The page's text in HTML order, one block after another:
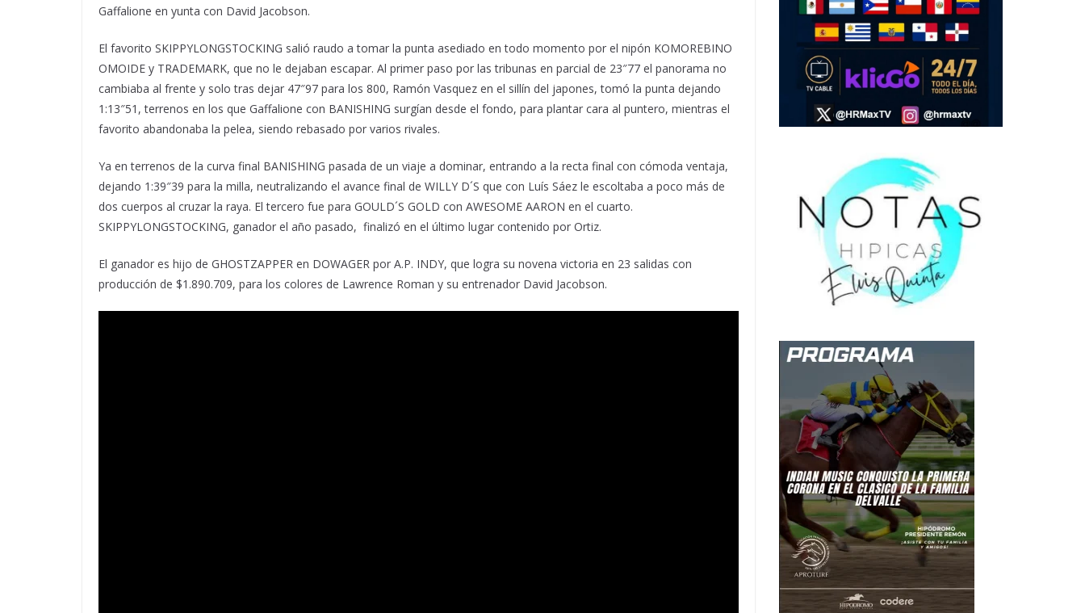
Gaffalione en yunta con David Jacobson.
El favorito SKIPPYLONGSTOCKING salió raudo a tomar la punta asediado en todo momento por el nipón KOMOREBINO
OMOIDE y TRADEMARK, que no le dejaban escapar. Al primer paso por las tribunas en parcial de 23″77 el panorama no
cambiaba al frente y solo tras dejar 47″97 para los 800, Ramón Vasquez en el sillín del japones, tomó la punta dejando
1:13″51, terrenos en los que Gaffalione con BANISHING surgían desde el fondo, para plantar cara al puntero, mientras el
favorito abandonaba la pelea, siendo rebasado por varios rivales.
Ya en terrenos de la curva final BANISHING pasada de un viaje a dominar, entrando a la recta final con cómoda ventaja,
dejando 1:39″39 para la milla, neutralizando el avance final de WILLY D´S que con Luís Sáez le escoltaba a poco más de
dos cuerpos al cruzar la raya. El tercero fue para GOULD´S GOLD con AWESOME AARON en el cuarto.
SKIPPYLONGSTOCKING, ganador el año pasado, finalizó en el último lugar contenido por Ortiz.
El ganador es hijo de GHOSTZAPPER en DOWAGER por A.P. INDY, que logra su novena victoria en 23 salidas con
producción de $1.890.709, para los colores de Lawrence Roman y su entrenador David Jacobson.